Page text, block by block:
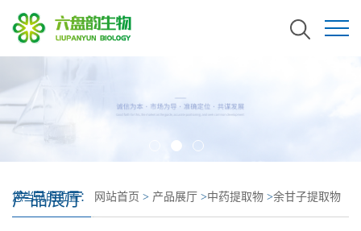
产品展厅
您当前的位置： 网站首页 > 产品展厅 >中药提取物 >余甘子提取物